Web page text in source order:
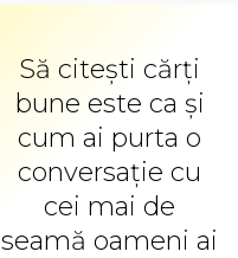
Să citești cărți
bune este ca și
cum ai purta o
conversație cu
cei mai de
seamă oameni ai